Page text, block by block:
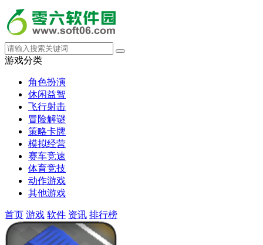
游戏分类
角色扮演
休闲益智
飞行射击
冒险解谜
策略卡牌
模拟经营
赛车竞速
体育竞技
动作游戏
其他游戏
首页 游戏 软件 资讯 排行榜